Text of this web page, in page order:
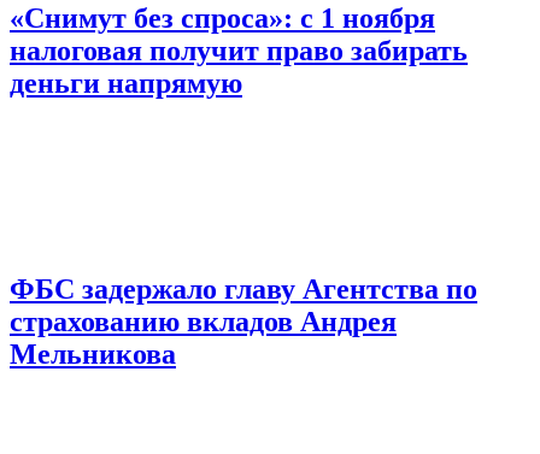
«Снимут без спроса»: с 1 ноября
налоговая получит право забирать
деньги напрямую
ФБС задержало главу Агентства по
страхованию вкладов Андрея
Мельникова